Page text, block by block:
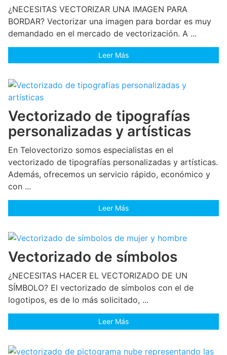
¿NECESITAS VECTORIZAR UNA IMAGEN PARA
BORDAR? Vectorizar una imagen para bordar es muy
demandado en el mercado de vectorización. A ...
Leer Más
Vectorizado de tipografías
personalizadas y artísticas
En Telovectorizo somos especialistas en el
vectorizado de tipografías personalizadas y artísticas.
Además, ofrecemos un servicio rápido, económico y
con ...
Leer Más
Vectorizado de símbolos
¿NECESITAS HACER EL VECTORIZADO DE UN
SÍMBOLO? El vectorizado de símbolos con el de
logotipos, es de lo más solicitado, ...
Leer Más